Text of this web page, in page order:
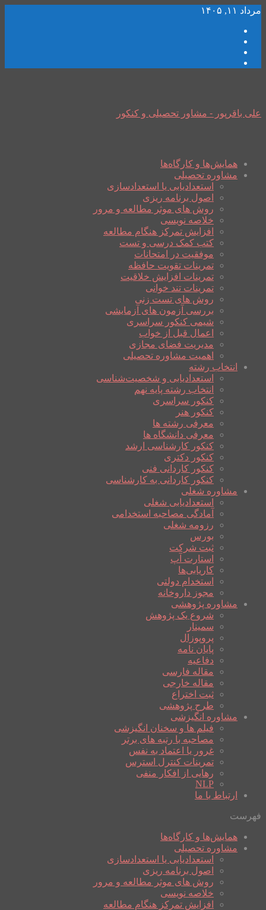
مرداد ۱۱, ۱۴۰۵
علی باقرپور - مشاور تحصیلی و کنکور
همایش‌ها و کارگاه‌ها
مشاوره تحصیلی
استعدادیابی یا استعدادسازی
اصول برنامه ریزی
روش های موثر مطالعه و مرور
خلاصه نویسی
افزایش تمرکز هنگام مطالعه
کتب کمک درسی و تست
موفقیت در امتحانات
تمرینات تقویت حافظه
تمرینات افزایش خلاقیت
تمرینات تند خوانی
روش های تست زنی
بررسی آزمون های آزمایشی
شیمی کنکور سراسری
اعمال قبل از خواب
مدیریت فضای مجازی
اهمیت مشاوره تحصیلی
انتخاب رشته
استعدادیابی و شخصیت‌شناسی
انتخاب رشته پایه نهم
کنکور سراسری
کنکور هنر
معرفی رشته ها
معرفی دانشگاه ها
کنکور کارشناسی ارشد
کنکور دکتری
کنکور کاردانی فنی
کنکور کاردانی به کارشناسی
مشاوره شغلی
استعدادیابی شغلی
آمادگی مصاحبه استخدامی
رزومه شغلی
بورس
ثبت شرکت
استارت آپ
کاریابی‌ها
استخدام دولتی
مجوز داروخانه
مشاوره پژوهشی
شروع یک پژوهش
سمینار
پروپوزال
پایان نامه
دفاعیه
مقاله فارسی
مقاله خارجی
ثبت اختراع
طرح پژوهشی
مشاوره انگیزشی
فیلم ها و سخنان انگیزشی
مصاحبه با رتبه های برتر
غرور یا اعتماد به نفس
تمرینات کنترل استرس
رهایی از افکار منفی
NLP
ارتباط با ما
فهرست
همایش‌ها و کارگاه‌ها
مشاوره تحصیلی
استعدادیابی یا استعدادسازی
اصول برنامه ریزی
روش های موثر مطالعه و مرور
خلاصه نویسی
افزایش تمرکز هنگام مطالعه